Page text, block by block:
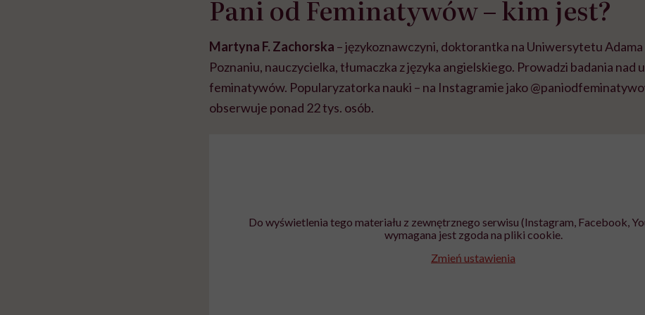
Pani od Feminatywów – kim jest?
Martyna F. Zachorska – językoznawczyni, doktorantka na Uniwersytetu
Poznaniu, nauczycielka, tłumaczka z języka angielskiego. Prowadzi badania nad
feminatywów. Popularyzatorka nauki – na Instagramie jako
obserwuje ponad 22 tys. osób.
Do wyświetlenia tego materiału z zewnętrznego serwisu (Instagram, Facebook,
wymagana jest zgoda na pliki cookie.
Zmień ustawienia